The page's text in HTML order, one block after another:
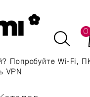
0
Попробуйте Wi-Fi,
VPN